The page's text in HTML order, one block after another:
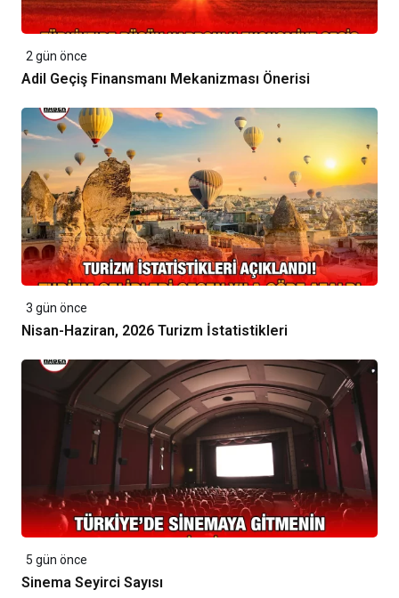
2 gün önce
Adil Geçiş Finansmanı Mekanizması Önerisi
3 gün önce
Nisan-Haziran, 2026 Turizm İstatistikleri
5 gün önce
Sinema Seyirci Sayısı